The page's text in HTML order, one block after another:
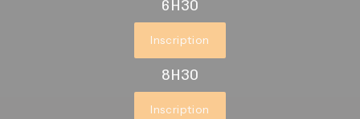
6H30
Inscription
8H30
Inscription